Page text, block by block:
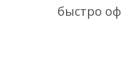
быстро